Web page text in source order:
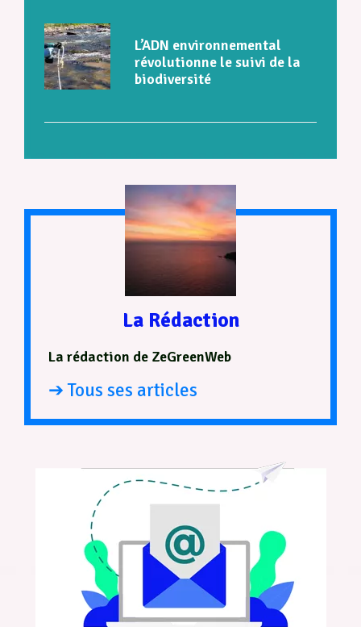
L’ADN environnemental
révolutionne le suivi de la
biodiversité
La Rédaction
La rédaction de ZeGreenWeb
➔ Tous ses articles